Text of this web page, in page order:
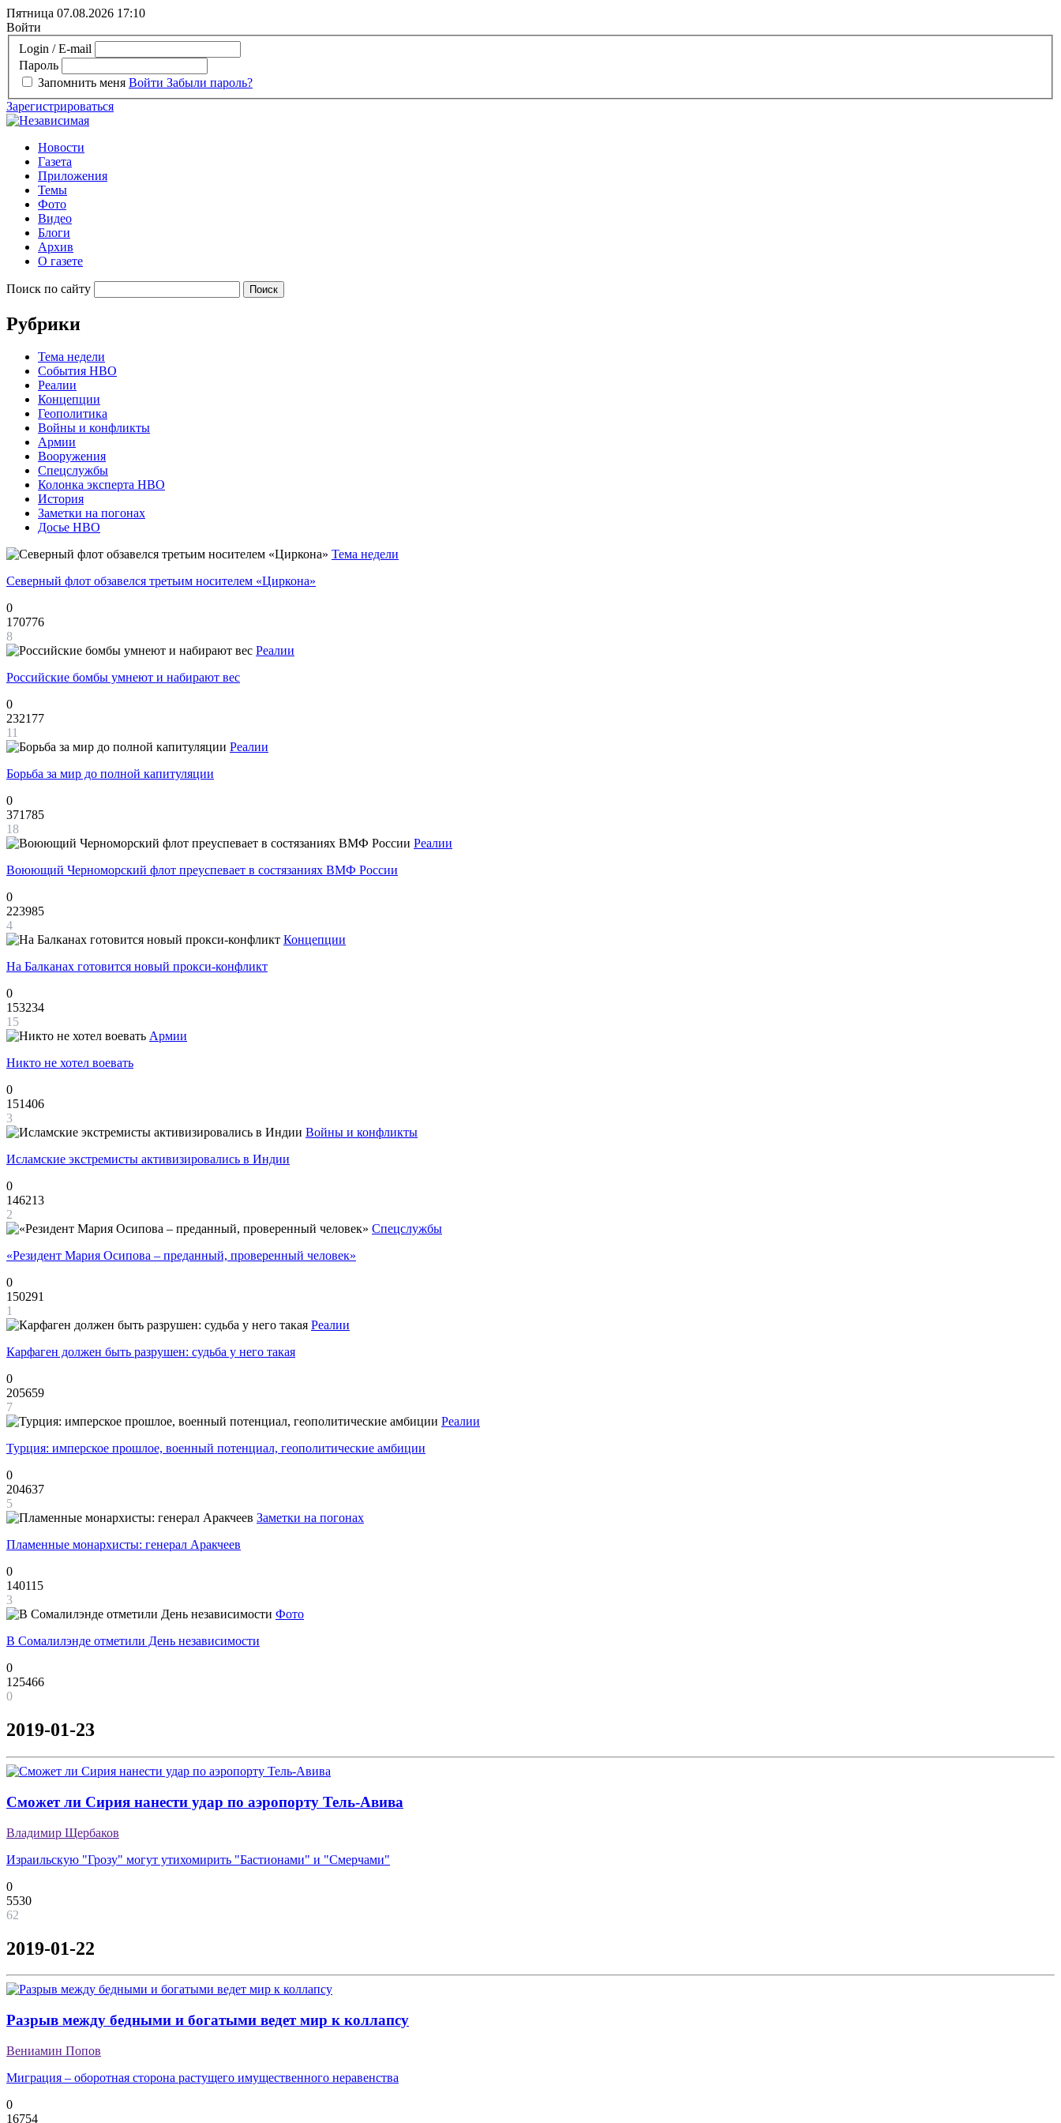
Пятница 07.08.2026 17:10
Войти
Login / E-mail
Пароль
Запомнить меня Войти Забыли пароль?
Зарегистрироваться
Новости
Газета
Приложения
Темы
Фото
Видео
Блоги
Архив
О газете
Поиск по сайту
Рубрики
Тема недели
События НВО
Реалии
Концепции
Геополитика
Войны и конфликты
Армии
Вооружения
Спецслужбы
Колонка эксперта НВО
История
Заметки на погонах
Досье НВО
Тема недели
Северный флот обзавелся третьим носителем «Циркона»
0
170776
8
Реалии
Российские бомбы умнеют и набирают вес
0
232177
11
Реалии
Борьба за мир до полной капитуляции
0
371785
18
Реалии
Воюющий Черноморский флот преуспевает в состязаниях ВМФ России
0
223985
4
Концепции
На Балканах готовится новый прокси-конфликт
0
153234
15
Армии
Никто не хотел воевать
0
151406
3
Войны и конфликты
Исламские экстремисты активизировались в Индии
0
146213
2
Спецслужбы
«Резидент Мария Осипова – преданный, проверенный человек»
0
150291
1
Реалии
Карфаген должен быть разрушен: судьба у него такая
0
205659
7
Реалии
Турция: имперское прошлое, военный потенциал, геополитические амбиции
0
204637
5
Заметки на погонах
Пламенные монархисты: генерал Аракчеев
0
140115
3
Фото
В Сомалилэнде отметили День независимости
0
125466
0
2019-01-23
Сможет ли Сирия нанести удар по аэропорту Тель-Авива
Владимир Щербаков
Израильскую "Грозу" могут утихомирить "Бастионами" и "Смерчами"
0
5530
62
2019-01-22
Разрыв между бедными и богатыми ведет мир к коллапсу
Вениамин Попов
Миграция – оборотная сторона растущего имущественного неравенства
0
16754